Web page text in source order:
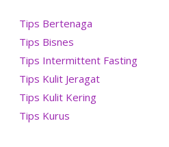
Tips Bertenaga
Tips Bisnes
Tips Intermittent Fasting
Tips Kulit Jeragat
Tips Kulit Kering
Tips Kurus